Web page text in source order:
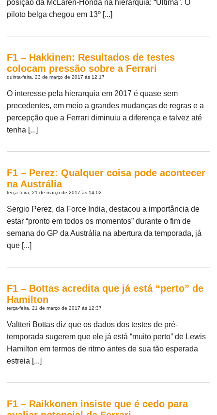
posição da McLaren-Honda na hierarquia: “Última”. O
piloto belga chegou em 13º [...]
F1 – Hakkinen: Resultados de testes
colocam pressão sobre a Ferrari
quinta-feira, 23 de março de 2017 às 12:17
O interesse pela hierarquia em 2017 é quase sem
precedentes, em meio a grandes mudanças de regras e a
percepção que a Ferrari diminuiu a diferença e talvez até
tenha [...]
F1 – Perez: Qualquer coisa pode acontecer
na Austrália
terça-feira, 21 de março de 2017 às 14:02
Sergio Perez, da Force India, destacou a importância de
estar “pronto em todos os momentos” durante o fim de
semana do GP da Austrália na abertura da temporada, já
que [...]
F1 – Bottas acredita que já está “perto” de
Hamilton
terça-feira, 21 de março de 2017 às 12:37
Valtteri Bottas diz que os dados dos testes de pré-
temporada sugerem que ele já está “muito perto” de Lewis
Hamilton em termos de ritmo antes de sua tão esperada
estreia [...]
F1 – Raikkonen insiste que é cedo para